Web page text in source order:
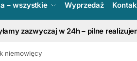
– wszystkie Wyprzedaż
zazwyczaj w 24h – pilne
niemowlęcy